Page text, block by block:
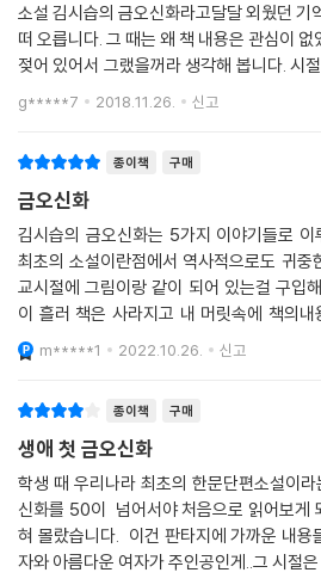
소설 김시습의 금오신화라고달달 외웠던 기
떠 오릅니다. 그 때는 왜 책 내용은 관심이
젖어 있어서 그랬을꺼라 생각해 봅니다. 시
라 찿아보니자그마니 알찬 책이 눈에 들어
소설이지
g*****7 2018.11.26. 신고
종이책 구매
금오신화
김시습의 금오신화는 5가지 이야기들로
최초의 소설이란점에서 역사적으로도 귀중
교시절에 그림이랑 같이 되어 있는걸 구입
이 흘러 책은 사라지고 내 머릿속에 책의내
세계문학전집중에서 읽고싶었던 작품들을
서 다시금 구입하게 되었
m*****1 2022.10.26. 신고
종이책 구매
생애 첫 금오신화
학생 때 우리나라 최초의 한문단편소설이
신화를 50이 넘어서야 처음으로 읽어보게
혀 몰랐습니다. 이건 판타지에 가까운 내용
자와 아름다운 여자가 주인공인게..그 시절